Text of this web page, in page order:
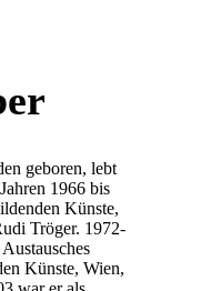
geboren, lebt
1966 bis
Künste,
Tröger. 1972-
Künste, Wien,